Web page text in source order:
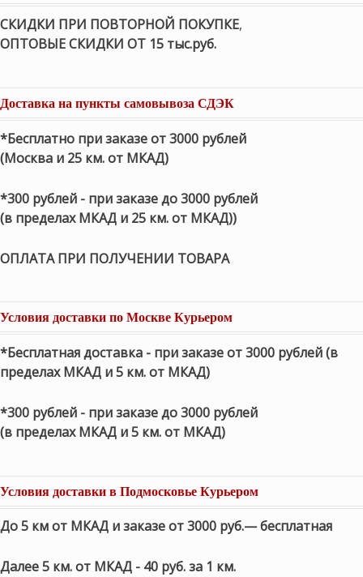
СКИДКИ ПРИ ПОВТОРНОЙ ПОКУПКЕ,
ОПТОВЫЕ СКИДКИ ОТ 15 тыс.руб.
Доставка на пункты самовывоза СДЭК
*Бесплатно при заказе от 3000 рублей
(Москва и 25 км. от МКАД)
*300 рублей - при заказе до 3000 рублей
(в пределах МКАД и 25 км. от МКАД))
ОПЛАТА ПРИ ПОЛУЧЕНИИ ТОВАРА
Условия доставки по Москве Курьером
*Бесплатная доставка - при заказе от 3000 рублей (в
пределах МКАД и 5 км. от МКАД)
*300 рублей - при заказе до 3000 рублей
(в пределах МКАД и 5 км. от МКАД)
Условия доставки в Подмосковье Курьером
До 5 км от МКАД и заказе от 3000 руб.— бесплатная
Далее 5 км. от МКАД - 40 руб. за 1 км.